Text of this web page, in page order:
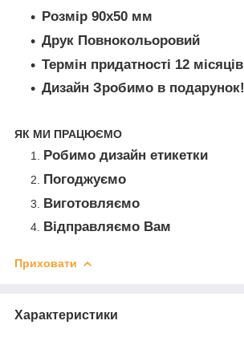
Розмір 90х50 мм
Друк Повнокольоровий
Термін придатності 12 місяців
Дизайн Зробимо в подарунок!
ЯК МИ ПРАЦЮЄМО
Робимо дизайн етикетки
Погоджуємо
Виготовляємо
Відправляємо Вам
Приховати
Характеристики